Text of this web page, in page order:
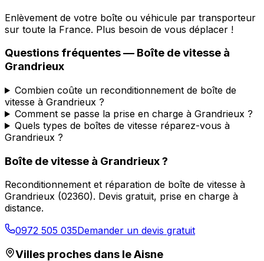
Enlèvement de votre boîte ou véhicule par transporteur
sur toute la France. Plus besoin de vous déplacer !
Questions fréquentes — Boîte de vitesse à
Grandrieux
Combien coûte un reconditionnement de boîte de
vitesse à Grandrieux ?
Comment se passe la prise en charge à Grandrieux ?
Quels types de boîtes de vitesse réparez-vous à
Grandrieux ?
Boîte de vitesse à Grandrieux?
Reconditionnement et réparation de boîte de vitesse à
Grandrieux (02360). Devis gratuit, prise en charge à
distance.
0972 505 035Demander un devis gratuit
Villes proches dans leAisne